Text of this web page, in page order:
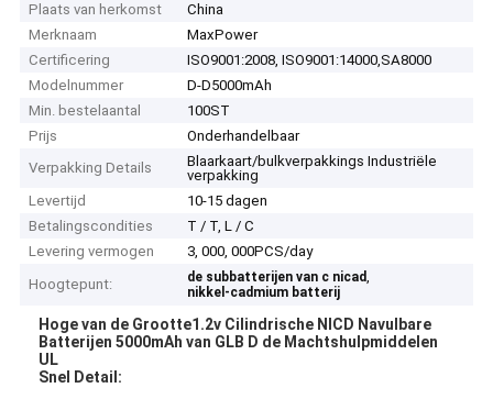
Plaats van herkomst
China
Merknaam
MaxPower
Certificering
ISO9001:2008, ISO9001:14000,SA8000
Modelnummer
D-D5000mAh
Min. bestelaantal
100ST
Prijs
Onderhandelbaar
Verpakking Details
Blaarkaart/bulkverpakkings Industriële
verpakking
Levertijd
10-15 dagen
Betalingscondities
T / T, L / C
Levering vermogen
3, 000, 000PCS/day
Hoogtepunt:
de subbatterijen van c nicad,
nikkel-cadmium batterij
Hoge van de Grootte1.2v Cilindrische NICD Navulbare
Batterijen 5000mAh van GLB D de Machtshulpmiddelen
UL
Snel Detail: